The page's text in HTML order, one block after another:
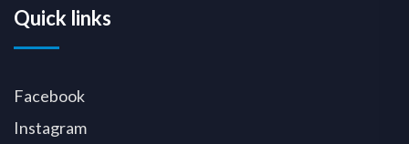
Quick links
Facebook
Instagram